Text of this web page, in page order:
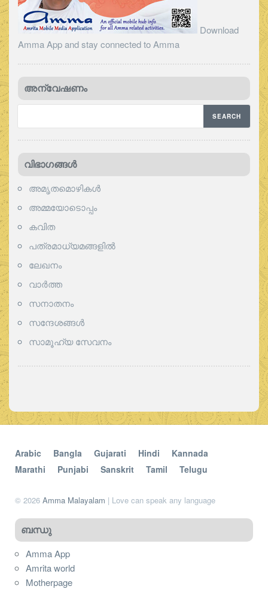
Download
Amma App and stay connected to Amma
അന്വേഷണം
വിഭാഗങ്ങള്‍
അമൃതമൊഴികള്‍
അമ്മയോടൊപ്പം
കവിത
പത്രമാധ്യമങ്ങളില്‍
ലേഖനം
വാര്‍ത്ത
സനാതനം
സന്ദേശങ്ങൾ
സാമൂഹ്യ സേവനം
Arabic Bangla Gujarati Hindi
Kannada
Marathi
Punjabi Sanskrit Tamil Telugu
© 2026 Amma Malayalam | Love can speak any language
ബന്ധു
Amma App
Amrita world
Motherpage